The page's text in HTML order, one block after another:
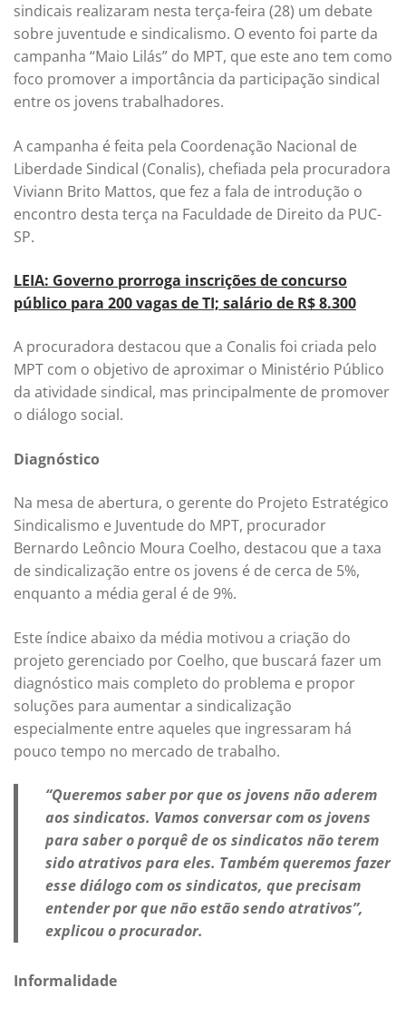
sindicais realizaram nesta terça-feira (28) um debate
sobre juventude e sindicalismo. O evento foi parte da
campanha “Maio Lilás” do MPT, que este ano tem como
foco promover a importância da participação sindical
entre os jovens trabalhadores.
A campanha é feita pela Coordenação Nacional de
Liberdade Sindical (Conalis), chefiada pela procuradora
Viviann Brito Mattos, que fez a fala de introdução o
encontro desta terça na Faculdade de Direito da PUC-
SP.
LEIA: Governo prorroga inscrições de concurso
público para 200 vagas de TI; salário de R$ 8.300
A procuradora destacou que a Conalis foi criada pelo
MPT com o objetivo de aproximar o Ministério Público
da atividade sindical, mas principalmente de promover
o diálogo social.
Diagnóstico
Na mesa de abertura, o gerente do Projeto Estratégico
Sindicalismo e Juventude do MPT, procurador
Bernardo Leôncio Moura Coelho, destacou que a taxa
de sindicalização entre os jovens é de cerca de 5%,
enquanto a média geral é de 9%.
Este índice abaixo da média motivou a criação do
projeto gerenciado por Coelho, que buscará fazer um
diagnóstico mais completo do problema e propor
soluções para aumentar a sindicalização
especialmente entre aqueles que ingressaram há
pouco tempo no mercado de trabalho.
“Queremos saber por que os jovens não aderem
aos sindicatos. Vamos conversar com os jovens
para saber o porquê de os sindicatos não terem
sido atrativos para eles. Também queremos fazer
esse diálogo com os sindicatos, que precisam
entender por que não estão sendo atrativos”,
explicou o procurador.
Informalidade